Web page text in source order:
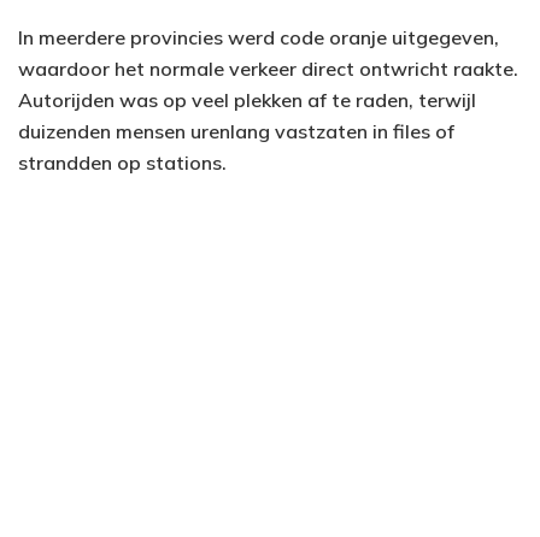
In meerdere provincies werd code oranje uitgegeven,
waardoor het normale verkeer direct ontwricht raakte.
Autorijden was op veel plekken af te raden, terwijl
duizenden mensen urenlang vastzaten in files of
strandden op stations.